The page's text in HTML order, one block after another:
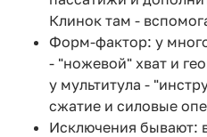
Клинок там -
Форм-фактор: у
- "ножевой" хват и
у мультитула -
сжатие и силовые
Исключения бывают: